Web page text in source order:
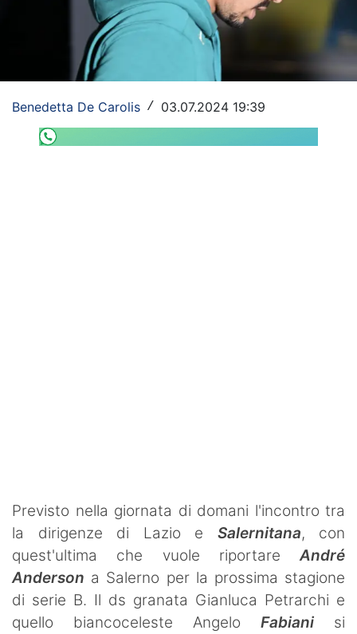
Formula 1
Vela
Benedetta De Carolis / 03.07.2024 19:39
Previsto nella giornata di domani l'incontro tra
la dirigenze di Lazio e Salernitana, con
quest'ultima che vuole riportareAndré
Anderson a Salerno per la prossima stagione
di serie B. Il ds granata Gianluca Petrarchi e
quello biancoceleste Angelo Fabiani si